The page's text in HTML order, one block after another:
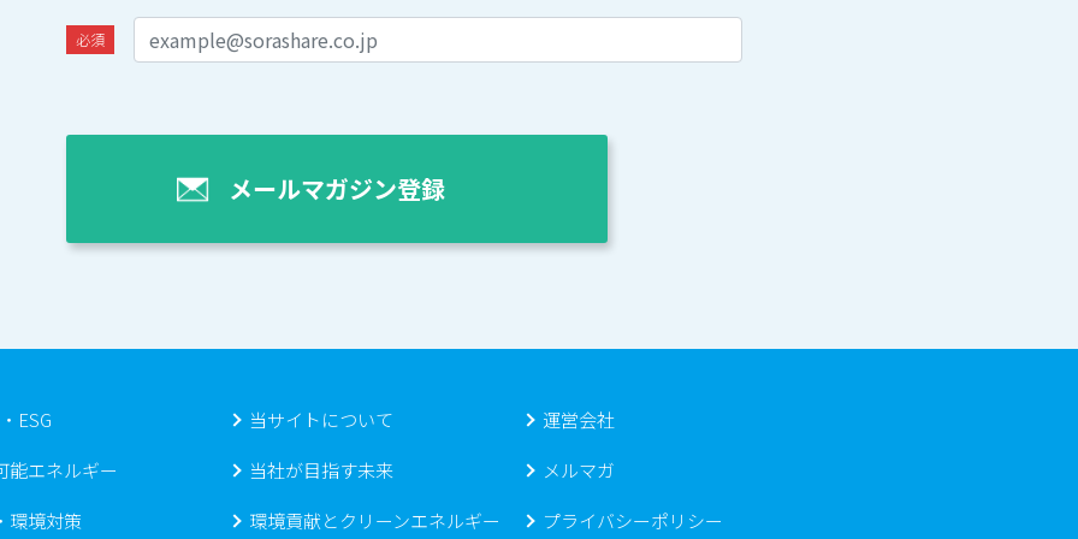
必須
メールマガジン登録
ESG
能エネルギー
環境対策
当サイトについて
当社が目指す未来
環境貢献とクリーンエネルギー
運営会社
メルマガ
プライバシーポリシー